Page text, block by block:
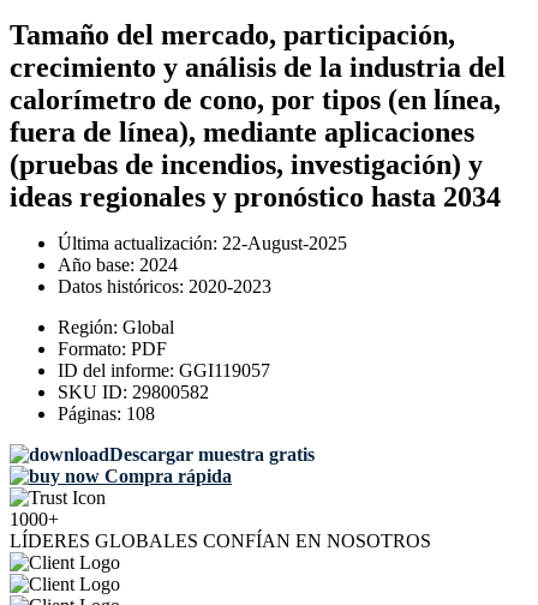
Tamaño del mercado, participación,
crecimiento y análisis de la industria del
calorímetro de cono, por tipos (en línea,
fuera de línea), mediante aplicaciones
(pruebas de incendios, investigación) y
ideas regionales y pronóstico hasta 2034
Última actualización: 22-August-2025
Año base: 2024
Datos históricos: 2020-2023
Región: Global
Formato: PDF
ID del informe: GGI119057
SKU ID: 29800582
Páginas: 108
Descargar muestra gratis
Compra rápida
1000+
LÍDERES GLOBALES CONFÍAN EN NOSOTROS